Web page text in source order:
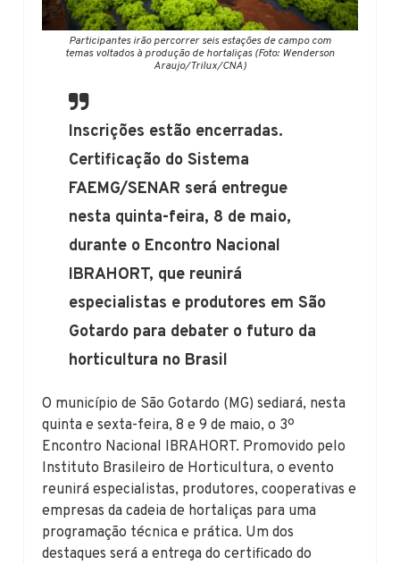
Participantes irão percorrer seis estações de campo com
temas voltados à produção de hortaliças (Foto: Wenderson
Araujo/Trilux/CNA)
Inscrições estão encerradas.
Certificação do Sistema
FAEMG/SENAR será entregue
nesta quinta-feira, 8 de maio,
durante o Encontro Nacional
IBRAHORT, que reunirá
especialistas e produtores em São
Gotardo para debater o futuro da
horticultura no Brasil
O município de São Gotardo (MG) sediará, nesta
quinta e sexta-feira, 8 e 9 de maio, o 3º
Encontro Nacional IBRAHORT. Promovido pelo
Instituto Brasileiro de Horticultura, o evento
reunirá especialistas, produtores, cooperativas e
empresas da cadeia de hortaliças para uma
programação técnica e prática. Um dos
destaques será a entrega do certificado do